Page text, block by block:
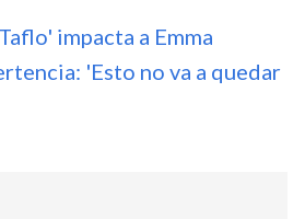
impacta a Emma
'Esto no va a quedar